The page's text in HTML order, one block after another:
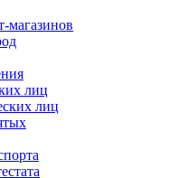
магазинов
лиц
лиц